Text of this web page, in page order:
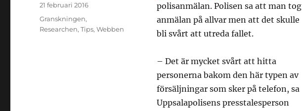
polisanmälan. Polisen sa att man tog
anmälan på allvar men att det skulle
bli svårt att utreda fallet.
– Det är mycket svårt att hitta
personerna bakom den här typen av
försäljningar som sker på telefon, sa
Uppsalapolisens presstalesperson
Publicerat
21 februari 2016
Kategorier
Granskningen,
Researchen,Tips,Webben